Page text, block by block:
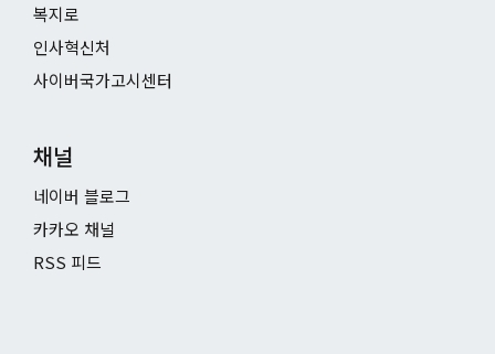
복지로
인사혁신처
사이버국가고시센터
채널
네이버 블로그
카카오 채널
RSS 피드